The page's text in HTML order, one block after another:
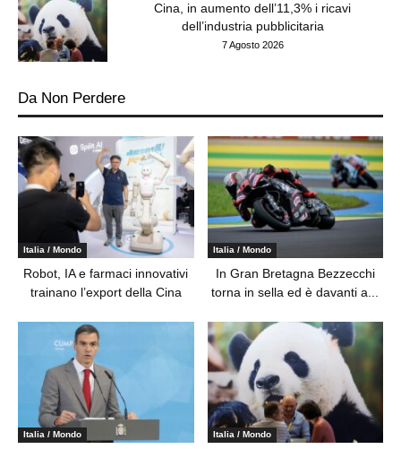
Cina, in aumento dell’11,3% i ricavi
dell’industria pubblicitaria
7 Agosto 2026
Da Non Perdere
Italia / Mondo
Robot, IA e farmaci innovativi
trainano l’export della Cina
Italia / Mondo
In Gran Bretagna Bezzecchi
torna in sella ed è davanti a...
Italia / Mondo Italia / Mondo